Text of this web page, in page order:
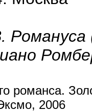
Романуса
романса.
2006